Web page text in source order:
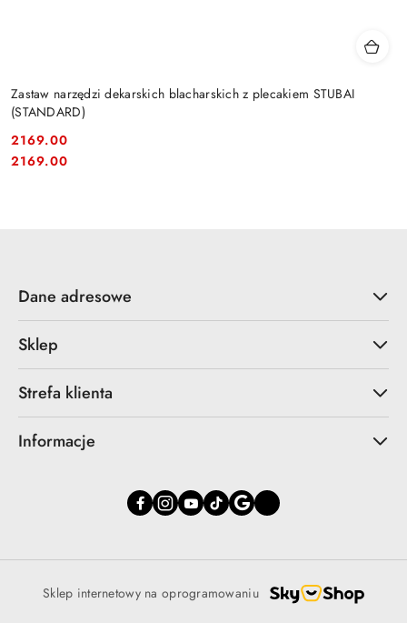
Zastaw narzędzi dekarskich blacharskich z plecakiem STUBAI
(STANDARD)
Cena:
2169.00
Cena:
2169.00
Dane adresowe
Sklep
Strefa klienta
Informacje
Sklep internetowy na oprogramowaniu